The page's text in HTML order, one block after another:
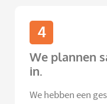
4
We plannen
in.
We hebben een